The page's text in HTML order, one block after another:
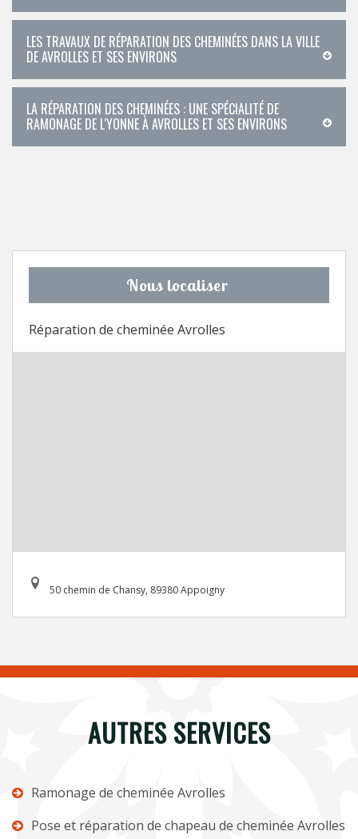
LES TRAVAUX DE RÉPARATION DES CHEMINÉES DANS LA VILLE
DE AVROLLES ET SES ENVIRONS
LA RÉPARATION DES CHEMINÉES : UNE SPÉCIALITÉ DE
RAMONAGE DE L'YONNE À AVROLLES ET SES ENVIRONS
Nous localiser
Réparation de cheminée Avrolles
50 chemin de Chansy, 89380 Appoigny
AUTRES SERVICES
Ramonage de cheminée Avrolles
Pose et réparation de chapeau de cheminée Avrolles